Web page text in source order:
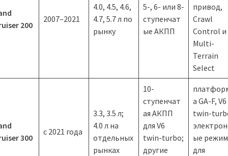
200
2007–2021
4.0, 4.5, 4.6,
4.7, 5.7 л по
рынку
5-, 6- или 8-
ступенчат
ые АКПП
привод,
Crawl
Control и
Multi-
Terrain
Select
300
с 2021 года
3.3, 3.5 л;
4.0 л на
отдельных
рынках
10-
ступенчат
ая АКПП
для V6
twin-turbo;
другие
а GA-F, V6
twin-
ые
для